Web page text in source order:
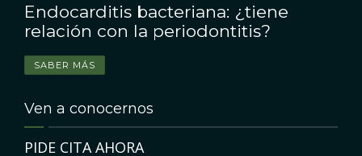
Endocarditis bacteriana: ¿tiene
relación con la periodontitis?
SABER MÁS
Ven a conocernos
PIDE CITA AHORA